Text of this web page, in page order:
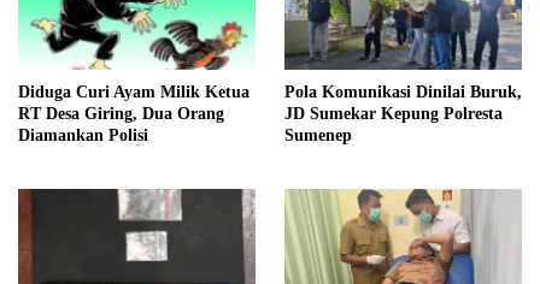
Diduga Curi Ayam Milik Ketua
RT Desa Giring, Dua Orang
Diamankan Polisi
Pola Komunikasi Dinilai Buruk,
JD Sumekar Kepung Polresta
Sumenep